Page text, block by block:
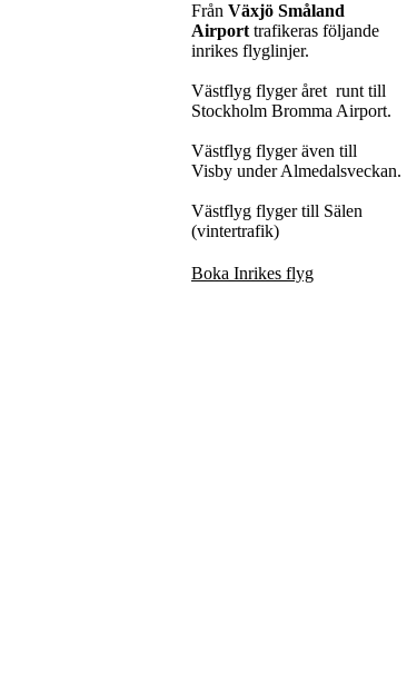
Från Växjö Småland
Airport trafikeras följande
inrikes flyglinjer.
Västflyg flyger året runt till
Stockholm Bromma Airport.
Västflyg flyger även till
Visby under Almedalsveckan.
Västflyg flyger till Sälen
(vintertrafik)
Boka Inrikes flyg